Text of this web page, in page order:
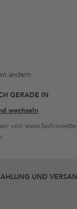
ändern
GERADE IN
wechseln
von
UND